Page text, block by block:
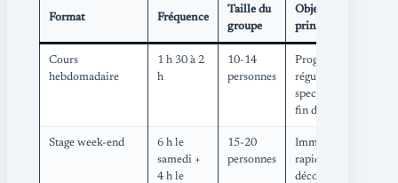
Format Fréquence
Taille du
groupe
Objectif
principal
Cours
hebdomadaire
1 h 30 à 2
h
10-14
personnes
Progression
régulière,
spectacle de
fin d’année
Stage week-end
6 h le
samedi +
4 h le
15-20
personnes
Immersion
rapide,
découverte